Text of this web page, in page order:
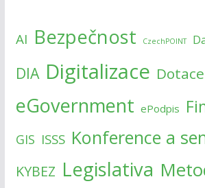
AI Bezpečnost CzechPOINT
DIA Digitalizace Dotace
eGovernment ePodpis
GIS ISSS Konference a
KYBEZ Legislativa